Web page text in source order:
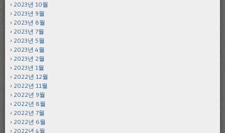
2023년 10월
2023년 9월
2023년 8월
2023년 7월
2023년 5월
2023년 4월
2023년 2월
2023년 1월
2022년 12월
2022년 11월
2022년 9월
2022년 8월
2022년 7월
2022년 6월
2022년 4월